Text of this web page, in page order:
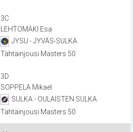
3C
LEHTOMÄKI Esa
JYSU - JYVÄS-SULKA
Tähtäinjousi Masters 50
3D
SOPPELA Mikael
SULKA - OULAISTEN SULKA
Tähtäinjousi Masters 50